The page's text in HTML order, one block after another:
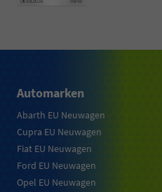
Automarken
Abarth EU Neuwagen
Cupra EU Neuwagen
Fiat EU Neuwagen
Ford EU Neuwagen
Opel EU Neuwagen